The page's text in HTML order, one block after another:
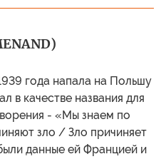
года напала на Польшу
в качестве названия для
- «Мы знаем по
зло / Зло причиняет
данные ей Францией и